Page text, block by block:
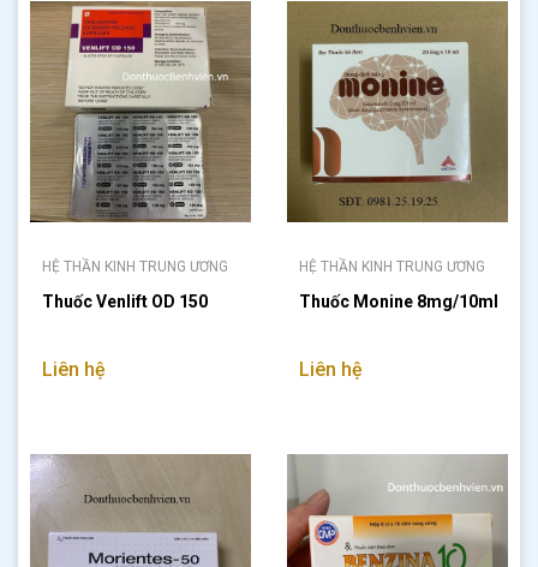
HỆ THẦN KINH TRUNG ƯƠNG
Thuốc Venlift OD 150
Liên hệ
HỆ THẦN KINH TRUNG ƯƠNG
Thuốc Monine 8mg/10ml
Liên hệ